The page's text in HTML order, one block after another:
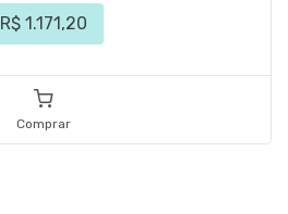
R$ 1.171,20
Comprar